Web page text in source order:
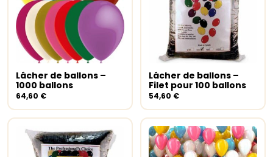
Ajouter au panier
Lâcher de ballons –
1000 ballons
64,60 €
Ajouter au panier
Lâcher de ballons –
Filet pour 100 ballons
54,60 €